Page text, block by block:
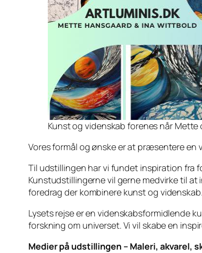
Kunst og videnskab forenes når
Vores formål og ønske er at præsentere en
Til udstillingen har vi fundet inspiration fra
Kunstudstillingerne vil gerne medvirke til
foredrag der kombinere kunst og videnskab.
Lysets rejse er en videnskabsformidlende
forskning om universet. Vi vil skabe en
Medier på udstillingen – Maleri, akvarel,